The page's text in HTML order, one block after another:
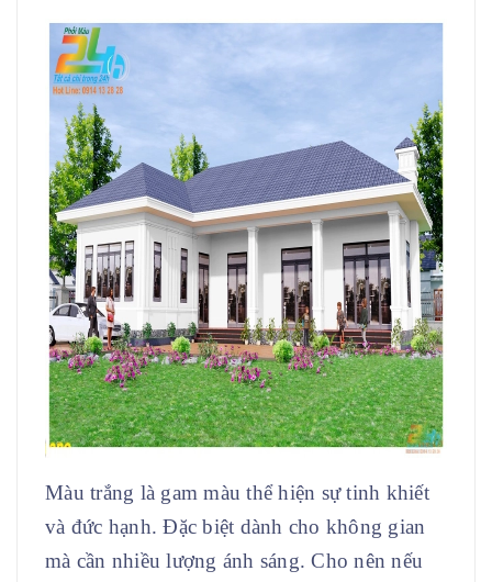
Màu trắng là gam màu thể hiện sự tinh khiết
và đức hạnh. Đặc biệt dành cho không gian
mà cần nhiều lượng ánh sáng. Cho nên nếu